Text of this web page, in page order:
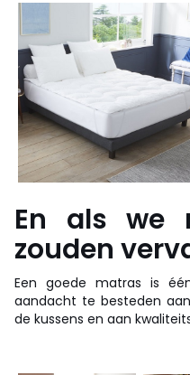
En als we
zouden
Een goede matras is
aandacht te besteden
de kussens en aan